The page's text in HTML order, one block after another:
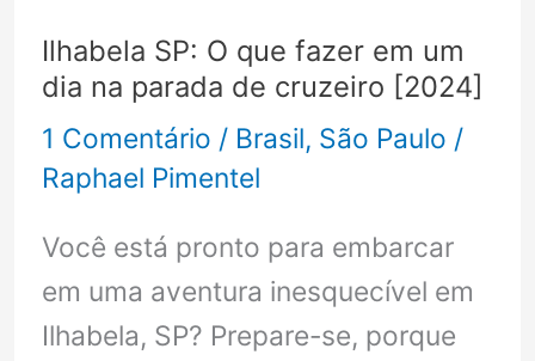
Ilhabela SP: O que fazer em um
dia na parada de cruzeiro [2024]
1 Comentário / Brasil, São Paulo /
Raphael Pimentel
Você está pronto para embarcar
em uma aventura inesquecível em
Ilhabela, SP? Prepare-se, porque